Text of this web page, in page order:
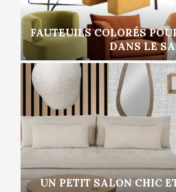
FAUTEUILS COLORÉS
DANS LE
UN PETIT SALON CHIC